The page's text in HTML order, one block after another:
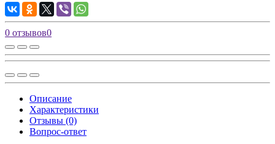
0 отзывов0
Описание
Характеристики
Отзывы (0)
Вопрос-ответ